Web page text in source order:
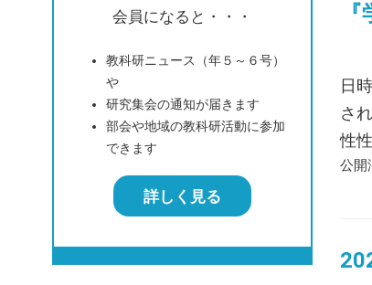
日
さ
性
公開
会員になると・・・
教科研ニュース（年５～６号）
や
研究集会の通知が届きます
部会や地域の教科研活動に参加
できます
詳しく見る